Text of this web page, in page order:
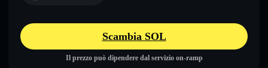
Scambia SOL
Il prezzo può dipendere dal servizio on-ramp